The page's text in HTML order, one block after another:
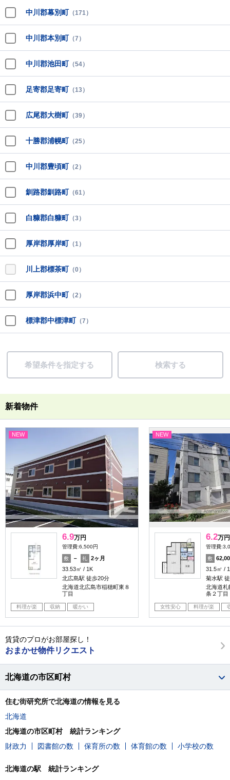
中川郡幕別町 （171）
中川郡本別町 （7）
中川郡池田町 （54）
足寄郡足寄町 （13）
広尾郡大樹町 （39）
十勝郡浦幌町 （25）
中川郡豊頃町 （2）
釧路郡釧路町 （61）
白糠郡白糠町 （3）
厚岸郡厚岸町 （1）
川上郡標茶町 （0）
厚岸郡浜中町 （2）
標津郡中標津町 （7）
希望条件を指定する 検索する
新着物件
NEW
6.9万円
管理費:6,500円
敷 － 礼
2ヶ月
33.53㎡
1K
北広島駅 徒歩20分
北海道北広島市稲穂町東８
丁目
料理が楽 収納 暖かい
NEW
6.2万円
管理費
敷
31.5㎡
菊水駅
北海道札
条２丁目
女性安心 料理が楽
賃貸のプロがお部屋探し！
おまかせ物件リクエスト
北海道の市区町村
住む街研究所で北海道の情報を見る
北海道
北海道の市区町村 統計ランキング
財政力
図書館の数 保育所の数 体育館の数 小学校の数
北海道の駅 統計ランキング